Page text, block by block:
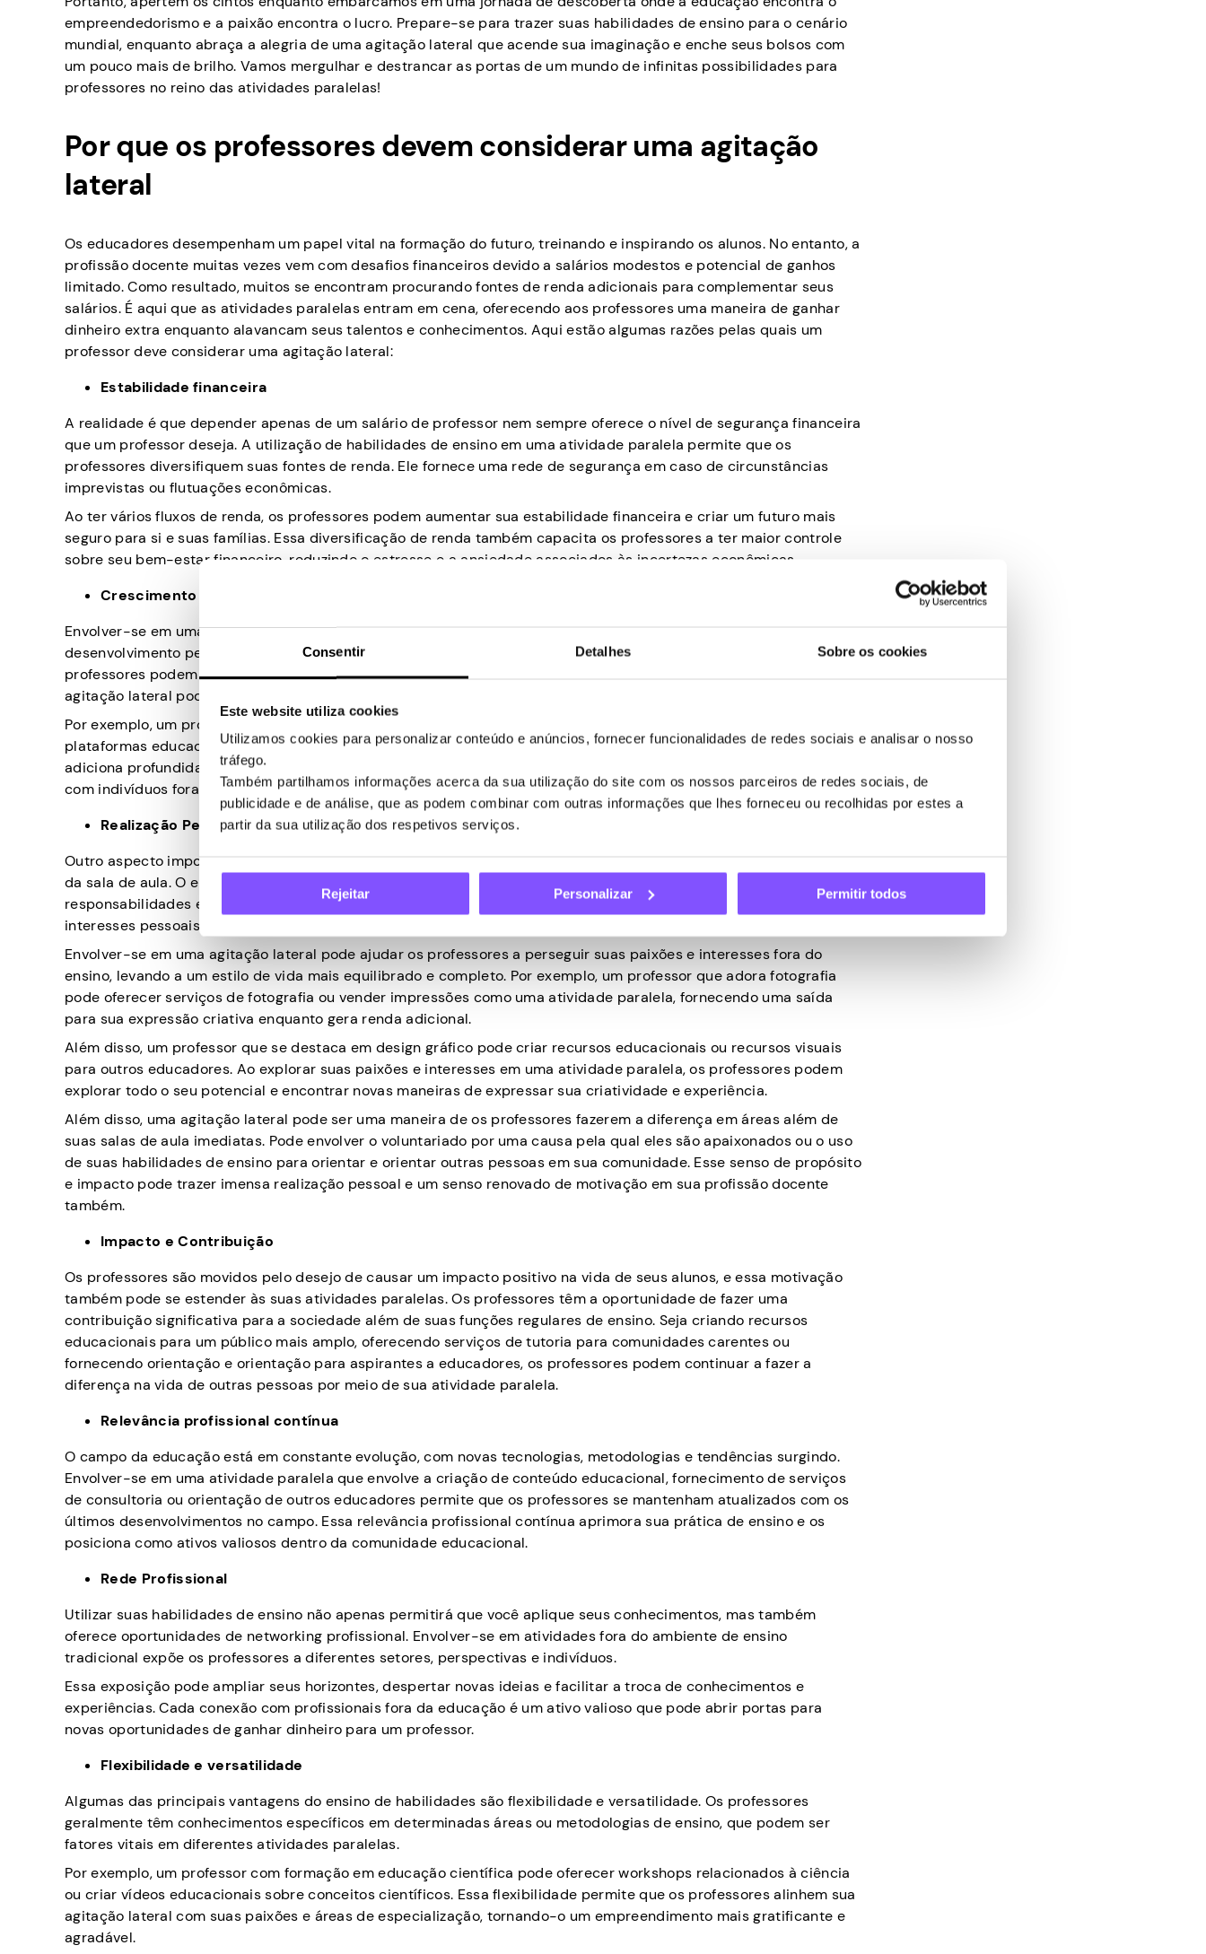
Consentir Detalhes Sobre os cookies
Este website utiliza cookies
Utilizamos cookies para personalizar conteúdo e anúncios, fornecer funcionalidades de redes sociais e analisar o nosso
tráfego.
Também partilhamos informações acerca da sua utilização do site com os nossos parceiros de redes sociais, de
publicidade e de análise, que as podem combinar com outras informações que lhes forneceu ou recolhidas por estes a
partir da sua utilização dos respetivos serviços.
Rejeitar Personalizar Permitir todos
empreendedorismo e a paixão encontra o lucro. Prepare-se para trazer suas habilidades de ensino para o cenário
mundial, enquanto abraça a alegria de uma agitação lateral que acende sua imaginação e enche seus bolsos com
um pouco mais de brilho. Vamos mergulhar e destrancar as portas de um mundo de infinitas possibilidades para
professores no reino das atividades paralelas!
Por que os professores devem considerar uma agitação
lateral
Os educadores desempenham um papel vital na formação do futuro, treinando e inspirando os alunos. No entanto, a
profissão docente muitas vezes vem com desafios financeiros devido a salários modestos e potencial de ganhos
limitado. Como resultado, muitos se encontram procurando fontes de renda adicionais para complementar seus
salários. É aqui que as atividades paralelas entram em cena, oferecendo aos professores uma maneira de ganhar
dinheiro extra enquanto alavancam seus talentos e conhecimentos. Aqui estão algumas razões pelas quais um
professor deve considerar uma agitação lateral:
Estabilidade financeira
A realidade é que depender apenas de um salário de professor nem sempre oferece o nível de segurança financeira
que um professor deseja. A utilização de habilidades de ensino em uma atividade paralela permite que os
professores diversifiquem suas fontes de renda. Ele fornece uma rede de segurança em caso de circunstâncias
imprevistas ou flutuações econômicas.
Ao ter vários fluxos de renda, os professores podem aumentar sua estabilidade financeira e criar um futuro mais
seguro para si e suas famílias. Essa diversificação de renda também capacita os professores a ter maior controle
sobre seu bem-estar financeiro, reduzindo o estresse e a ansiedade associados às incertezas econômicas.
Crescimento Profissional e Desenvolvimento Pessoal
Envolver-se em uma agitação lateral também pode contribuir significativamente para o crescimento profissional e o
desenvolvimento pessoal de um professor. O ensino, embora gratificante, às vezes pode se tornar rotina, e os
professores podem buscar novos desafios e caminhos para o aprimoramento pessoal e de habilidades. Uma
agitação lateral pode fornecer exatamente isso.
Por exemplo, um professor interessado em redação de conteúdo pode iniciar um blog ou contribuir com artigos para
plataformas educacionais, aprimorando suas habilidades de escrita e explorando novas ideias. Este ato não apenas
adiciona profundidade ao seu portfólio profissional, mas também abre oportunidades de networking e colaboração
com indivíduos fora do campo da educação.
Realização Pessoal
Outro aspecto importante de considerar uma atividade paralela como professor é encontrar realização pessoal fora
da sala de aula. O ensino pode ser uma profissão exigente, exigindo longas horas, planejamento de aulas, notas e
responsabilidades extracurriculares. Às vezes, pode levar ao esgotamento e negligência das necessidades e
interesses pessoais.
Envolver-se em uma agitação lateral pode ajudar os professores a perseguir suas paixões e interesses fora do
ensino, levando a um estilo de vida mais equilibrado e completo. Por exemplo, um professor que adora fotografia
pode oferecer serviços de fotografia ou vender impressões como uma atividade paralela, fornecendo uma saída
para sua expressão criativa enquanto gera renda adicional.
Além disso, um professor que se destaca em design gráfico pode criar recursos educacionais ou recursos visuais
para outros educadores. Ao explorar suas paixões e interesses em uma atividade paralela, os professores podem
explorar todo o seu potencial e encontrar novas maneiras de expressar sua criatividade e experiência.
Além disso, uma agitação lateral pode ser uma maneira de os professores fazerem a diferença em áreas além de
suas salas de aula imediatas. Pode envolver o voluntariado por uma causa pela qual eles são apaixonados ou o uso
de suas habilidades de ensino para orientar e orientar outras pessoas em sua comunidade. Esse senso de propósito
e impacto pode trazer imensa realização pessoal e um senso renovado de motivação em sua profissão docente
também.
Impacto e Contribuição
Os professores são movidos pelo desejo de causar um impacto positivo na vida de seus alunos, e essa motivação
também pode se estender às suas atividades paralelas. Os professores têm a oportunidade de fazer uma
contribuição significativa para a sociedade além de suas funções regulares de ensino. Seja criando recursos
educacionais para um público mais amplo, oferecendo serviços de tutoria para comunidades carentes ou
fornecendo orientação e orientação para aspirantes a educadores, os professores podem continuar a fazer a
diferença na vida de outras pessoas por meio de sua atividade paralela.
Relevância profissional contínua
O campo da educação está em constante evolução, com novas tecnologias, metodologias e tendências surgindo.
Envolver-se em uma atividade paralela que envolve a criação de conteúdo educacional, fornecimento de serviços
de consultoria ou orientação de outros educadores permite que os professores se mantenham atualizados com os
últimos desenvolvimentos no campo. Essa relevância profissional contínua aprimora sua prática de ensino e os
posiciona como ativos valiosos dentro da comunidade educacional.
Rede Profissional
Utilizar suas habilidades de ensino não apenas permitirá que você aplique seus conhecimentos, mas também
oferece oportunidades de networking profissional. Envolver-se em atividades fora do ambiente de ensino
tradicional expõe os professores a diferentes setores, perspectivas e indivíduos.
Essa exposição pode ampliar seus horizontes, despertar novas ideias e facilitar a troca de conhecimentos e
experiências. Cada conexão com profissionais fora da educação é um ativo valioso que pode abrir portas para
novas oportunidades de ganhar dinheiro para um professor.
Flexibilidade e versatilidade
Algumas das principais vantagens do ensino de habilidades são flexibilidade e versatilidade. Os professores
geralmente têm conhecimentos específicos em determinadas áreas ou metodologias de ensino, que podem ser
fatores vitais em diferentes atividades paralelas.
Por exemplo, um professor com formação em educação científica pode oferecer workshops relacionados à ciência
ou criar vídeos educacionais sobre conceitos científicos. Essa flexibilidade permite que os professores alinhem sua
agitação lateral com suas paixões e áreas de especialização, tornando-o um empreendimento mais gratificante e
agradável.